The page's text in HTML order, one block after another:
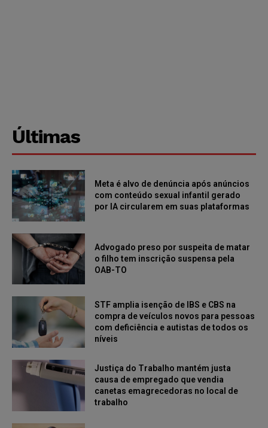
Últimas
Meta é alvo de denúncia após anúncios
com conteúdo sexual infantil gerado
por IA circularem em suas plataformas
Advogado preso por suspeita de matar
o filho tem inscrição suspensa pela
OAB-TO
STF amplia isenção de IBS e CBS na
compra de veículos novos para pessoas
com deficiência e autistas de todos os
níveis
Justiça do Trabalho mantém justa
causa de empregado que vendia
canetas emagrecedoras no local de
trabalho